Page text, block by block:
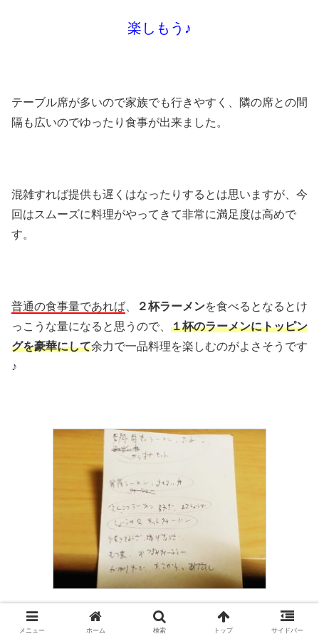
楽しもう♪
テーブル席が多いので家族でも行きやすく、隣の席との間
隔も広いのでゆったり食事が出来ました。
混雑すれば提供も遅くはなったりするとは思いますが、今
回はスムーズに料理がやってきて非常に満足度は高めで
す。
普通の食事量であれば ２杯ラーメンを食べるとなるとけ
っこうな量になると思うので、 １杯のラーメンにトッピン
グを豪華にして余力で一品料理を楽しむのがよさそうです
♪
（例）行く前のメモ
メニュー ホーム 検索 トップ サイドバー